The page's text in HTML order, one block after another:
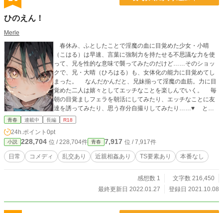
ひのえん！
Merle
春休み、ふとしたことで淫魔の血に目覚めた少女・小晴
（こはる）は早速、言葉に強制力を持たせる不思議な力を使
って、兄を性的な意味で襲ってみたのだけど……そのショッ
クで、兄・大晴（ひろはる）も、女体化の能力に目覚めてし
まった。 なんだかんだと、兄妹揃って淫魔の血筋。力に目
覚めた二人は嬉々としてエッチなことを楽しんでいく。 毎
朝の目覚ましフェラを朝活にしてみたり、エッチなことに友
達を誘ってみたり、思う存分自撮りしてみたり……♥ とに
かく、そんな明るい感じのR18エロコメです。
青春 連載中 長編 R18
24h.ポイント 0pt
小説 228,704 位 / 228,704件 青春 7,917 位 / 7,917件
日常 コメディ 乱交あり 近親相姦あり TS要素あり 本番なし
感想数 1
文字数 216,450
最終更新日 2022.01.27
登録日 2021.10.08